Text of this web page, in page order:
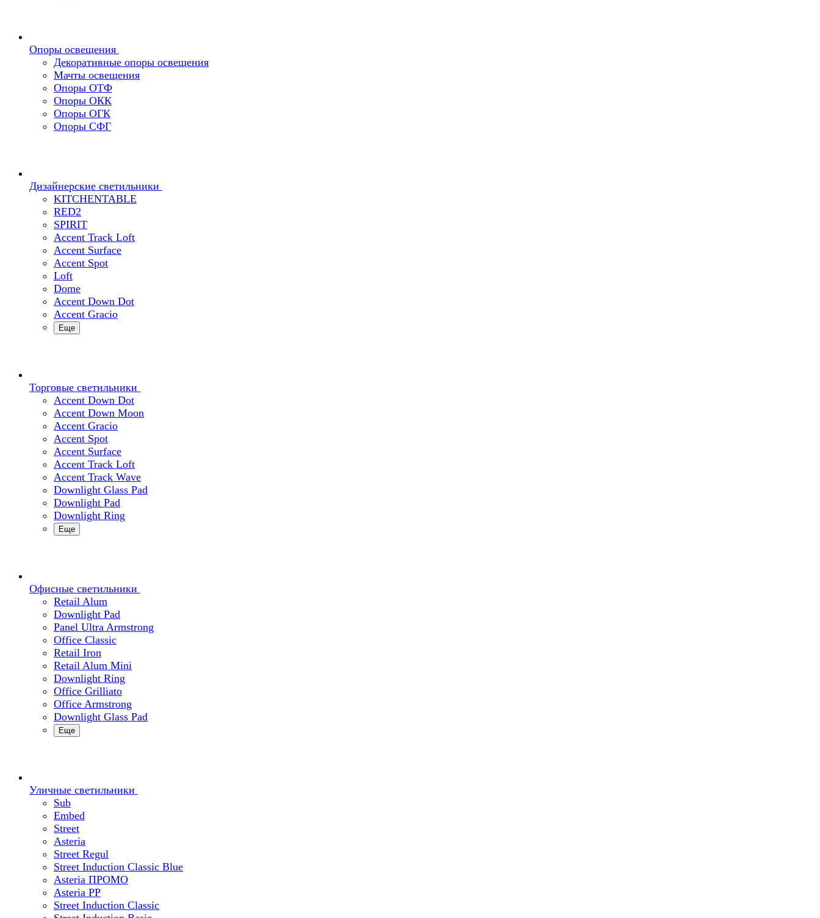
Опоры освещения
Декоративные опоры освещения
Мачты освещения
Опоры ОТФ
Опоры ОКК
Опоры ОГК
Опоры СФГ
Дизайнерские светильники
KITCHENTABLE
RED2
SPIRIT
Accent Track Loft
Accent Surface
Accent Spot
Loft
Dome
Accent Down Dot
Accent Gracio
Еще
Торговые светильники
Accent Down Dot
Accent Down Moon
Accent Gracio
Accent Spot
Accent Surface
Accent Track Loft
Accent Track Wave
Downlight Glass Pad
Downlight Pad
Downlight Ring
Еще
Офисные светильники
Retail Alum
Downlight Pad
Panel Ultra Armstrong
Office Classic
Retail Iron
Retail Alum Mini
Downlight Ring
Office Grilliato
Office Armstrong
Downlight Glass Pad
Еще
Уличные светильники
Sub
Embed
Street
Asteria
Street Regul
Street Induction Classic Blue
Asteria ПРОМО
Asteria PP
Street Induction Classic